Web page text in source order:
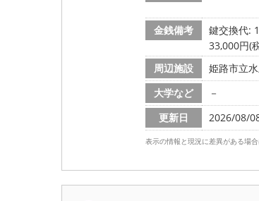
金銭備考
鍵交換代:
33,000円(
周辺施設
姫路市立
大学など
－
更新日
2026/08/
表示の情報と現況に差異がある場合